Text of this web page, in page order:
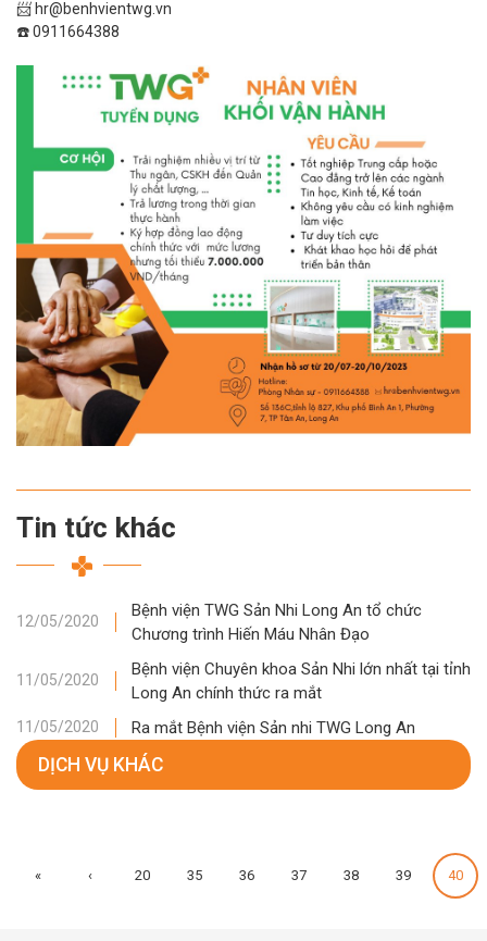
📨 hr@benhvientwg.vn
☎️ 0911664388
Tin tức khác
12/05/2020
Bệnh viện TWG Sản Nhi Long An tổ chức
Chương trình Hiến Máu Nhân Đạo
11/05/2020
Bệnh viện Chuyên khoa Sản Nhi lớn nhất tại tỉnh
Long An chính thức ra mắt
11/05/2020 Ra mắt Bệnh viện Sản nhi TWG Long An
DỊCH VỤ KHÁC
« ‹ 20 35 36 37 38 39 40